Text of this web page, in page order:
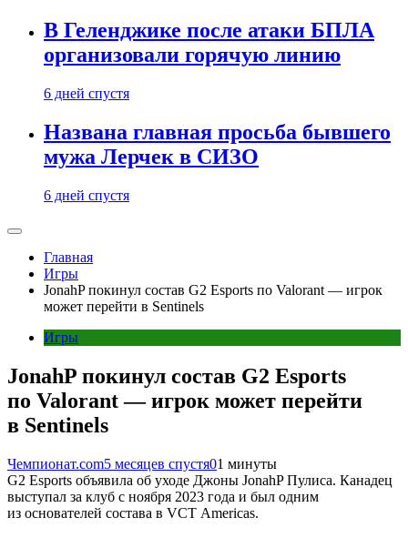
В Геленджике после атаки БПЛА
организовали горячую линию
6 дней спустя
Названа главная просьба бывшего
мужа Лерчек в СИЗО
6 дней спустя
Главная
Игры
JonahP покинул состав G2 Esports по Valorant — игрок
может перейти в Sentinels
Игры
JonahP покинул состав G2 Esports
по Valorant — игрок может перейти
в Sentinels
Чемпионат.com5 месяцев спустя01 минуты
G2 Esports объявила об уходе Джоны JonahP Пулиса. Канадец
выступал за клуб с ноября 2023 года и был одним
из основателей состава в VCT Americas.